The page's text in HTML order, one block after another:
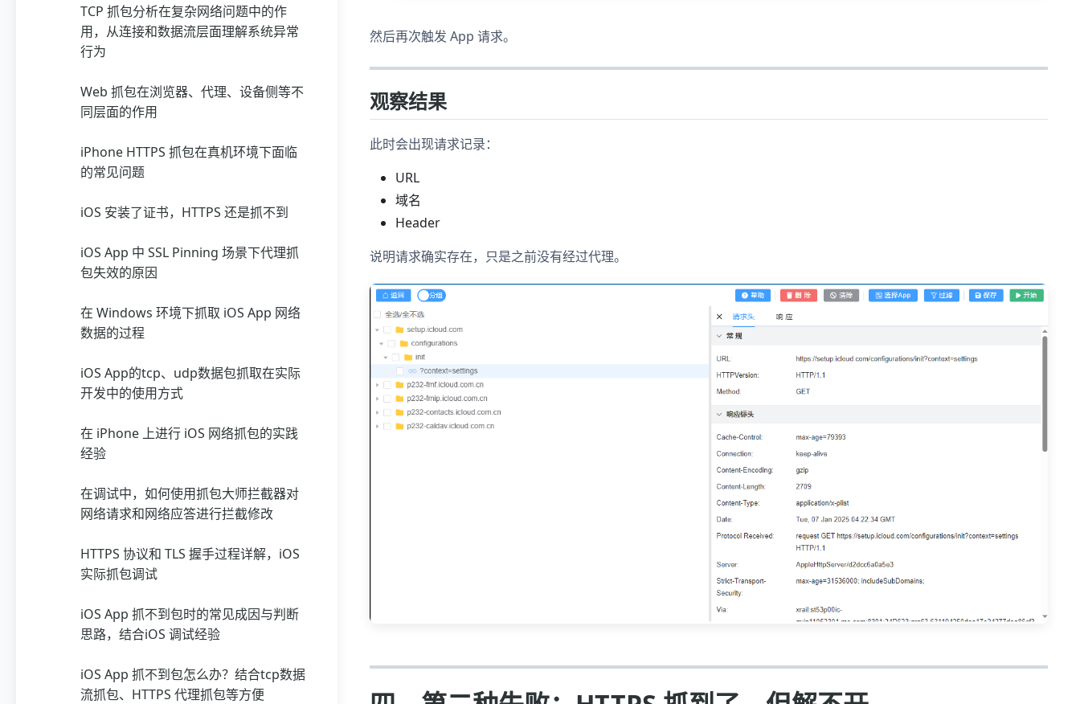
TCP 抓包分析在复杂网络问题中的作
用，从连接和数据流层面理解系统异常
行为
Web 抓包在浏览器、代理、设备侧等不
同层面的作用
iPhone HTTPS 抓包在真机环境下面临
的常见问题
iOS 安装了证书，HTTPS 还是抓不到
iOS App 中 SSL Pinning 场景下代理抓
包失效的原因
在 Windows 环境下抓取 iOS App 网络
数据的过程
iOS App的tcp、udp数据包抓取在实际
开发中的使用方式
在 iPhone 上进行 iOS 网络抓包的实践
经验
在调试中，如何使用抓包大师拦截器对
网络请求和网络应答进行拦截修改
HTTPS 协议和 TLS 握手过程详解，iOS
实际抓包调试
iOS App 抓不到包时的常见成因与判断
思路，结合iOS 调试经验
iOS App 抓不到包怎么办？结合tcp数据
流抓包、HTTPS 代理抓包等方便
然后再次触发 App 请求。
观察结果
此时会出现请求记录：
URL
域名
Header
说明请求确实存在，只是之前没有经过代理。